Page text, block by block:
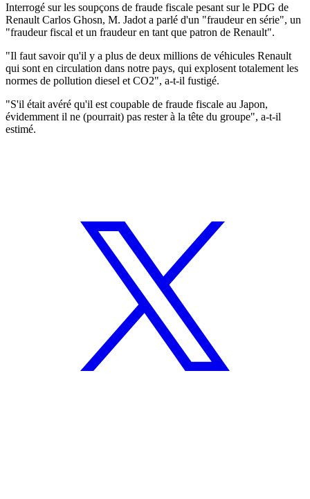
Interrogé sur les soupçons de fraude fiscale pesant sur le PDG de
Renault Carlos Ghosn, M. Jadot a parlé d'un "fraudeur en série", un
"fraudeur fiscal et un fraudeur en tant que patron de Renault".
"Il faut savoir qu'il y a plus de deux millions de véhicules Renault
qui sont en circulation dans notre pays, qui explosent totalement les
normes de pollution diesel et CO2", a-t-il fustigé.
"S'il était avéré qu'il est coupable de fraude fiscale au Japon,
évidemment il ne (pourrait) pas rester à la tête du groupe", a-t-il
estimé.